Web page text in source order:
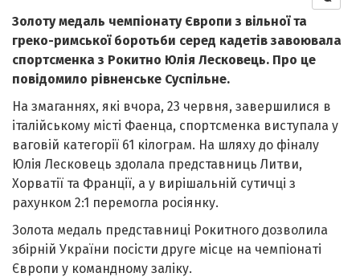
Золоту медаль чемпіонату Європи з вільної та
греко-римської боротьби серед кадетів завоювала
спортсменка з Рокитно Юлія Лесковець. Про це
повідомило рівненське Суспільне.
На змаганнях, які вчора, 23 червня, завершилися в
італійському місті Фаенца, спортсменка виступала у
ваговій категорії 61 кілограм. На шляху до фіналу
Юлія Лесковець здолала представниць Литви,
Хорватії та Франції, а у вирішальній сутичці з
рахунком 2:1 перемогла росіянку.
Золота медаль представниці Рокитного дозволила
збірній України посісти друге місце на чемпіонаті
Європи у командному заліку.